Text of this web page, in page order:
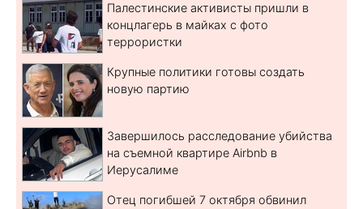
Палестинские активисты пришли в
концлагерь в майках с фото
террористки
Крупные политики готовы создать
новую партию
Завершилось расследование убийства
на съемной квартире Airbnb в
Иерусалиме
Отец погибшей 7 октября обвинил